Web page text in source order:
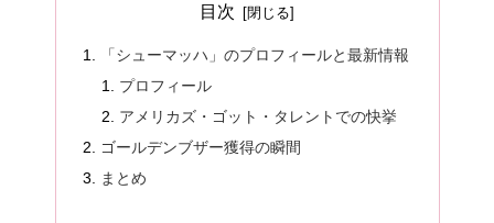
目次
「シューマッハ」のプロフィールと最新情報
プロフィール
アメリカズ・ゴット・タレントでの快挙
ゴールデンブザー獲得の瞬間
まとめ